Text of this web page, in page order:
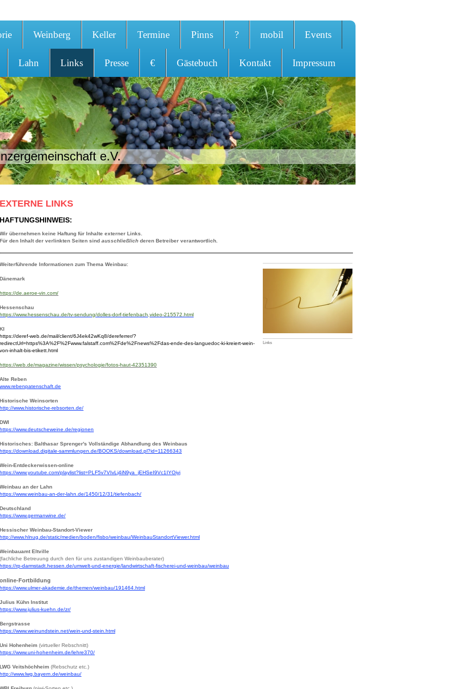
Weinberg Keller Termine Pinns ? mobil Events
Lahn Links Presse € Gästebuch Kontakt Impressum
e.V.
EXTERNE LINKS
HAFTUNGSHINWEIS:
Wir übernehmen keine Haftung für Inhalte externer Links.
Für den Inhalt der verlinkten Seiten sind ausschließlich deren Betreiber verantwortlich.
Links
Weiterführende Informationen zum Thema Weinbau:
Dänemark
https://de.aeroe-vin.com/
Hessenschau
https://www.hessenschau.de/tv-sendung/dolles-dorf-tiefenbach,video-215572.html
KI
https://deref-web.de/mail/client/6J4ek42wKq8/dereferrer/?
redirectUrl=https%3A%2F%2Fwww.falstaff.com%2Fde%2Fnews%2Fdas-ende-des-languedoc-ki-kreiert-wein-
von-inhalt-bis-etikett.html
https://web.de/magazine/wissen/psychologie/fotos-haut-42351390
Alte Reben
www.rebenpatenschaft.de
Historische Weinsorten
http://www.historische-rebsorten.de/
DWI
https://www.deutscheweine.de/regionen
Historisches: Balthasar Sprenger's Vollständige Abhandlung des Weinbaus
https://download.digitale-sammlungen.de/BOOKS/download.pl?id=11266343
Wein-Entdeckerwissen-online
https://www.youtube.com/playlist?list=PLF5v7VIvLj4iN9ya_jEHSeI9Vc1IYOiyj
Weinbau an der Lahn
https://www.weinbau-an-der-lahn.de/1450/12/31/tiefenbach/
Deutschland
https://www.germanwine.de/
Hessischer Weinbau-Standort-Viewer
http://www.hlnug.de/static/medien/boden/fisbo/weinbau/WeinbauStandortViewer.html
Weinbauamt Eltville
(fachliche Betreuung durch den für uns zustandigen Weinbauberater)
https://rp-darmstadt.hessen.de/umwelt-und-energie/landwirtschaft-fischerei-und-weinbau/weinbau
online-Fortbildung
https://www.ulmer-akademie.de/themen/weinbau/191464.html
Julius Kühn Institut
https://www.julius-kuehn.de/zr/
Bergstrasse
https://www.weinundstein.net/wein-und-stein.html
Uni Hohenheim (virtueller Rebschnitt)
https://www.uni-hohenheim.de/lehre370/
LWG Veitshöchheim (Rebschutz etc.)
http://www.lwg.bayern.de/weinbau/